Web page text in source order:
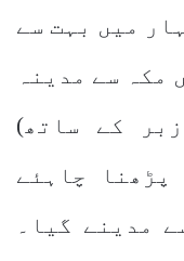
میں بہت سے
مکہ سے مدینہ
کے ساتھ)
پڑھنا چاہئے
مدینے گیا۔